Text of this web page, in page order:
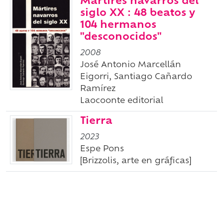
siglo XX : 48 beatos y
104 hermanos
"desconocidos"
2008
José Antonio Marcellán
Eigorri, Santiago Cañardo
Ramírez
Laocoonte editorial
Tierra
2023
Espe Pons
[Brizzolis, arte en gráficas]